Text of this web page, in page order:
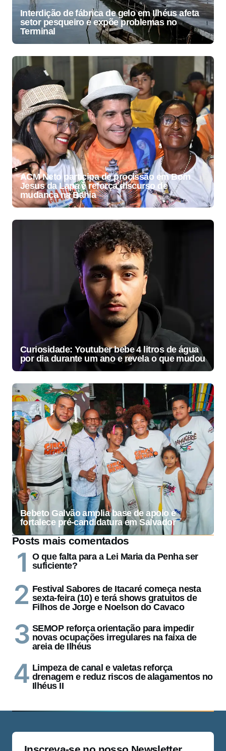
Interdição de fábrica de gelo em Ilhéus afeta
setor pesqueiro e expõe problemas no
Terminal
ACM Neto participa de procissão em Bom
Jesus da Lapa e reforça discurso de
mudança na Bahia
Curiosidade: Youtuber bebe 4 litros de água
por dia durante um ano e revela o que mudou
Bebeto Galvão amplia base de apoio e
fortalece pré-candidatura em Salvador
Posts mais comentados
O que falta para a Lei Maria da Penha ser
suficiente?
Festival Sabores de Itacaré começa nesta
sexta-feira (10) e terá shows gratuitos de
Filhos de Jorge e Noelson do Cavaco
SEMOP reforça orientação para impedir
novas ocupações irregulares na faixa de
areia de Ilhéus
Limpeza de canal e valetas reforça
drenagem e reduz riscos de alagamentos no
Ilhéus II